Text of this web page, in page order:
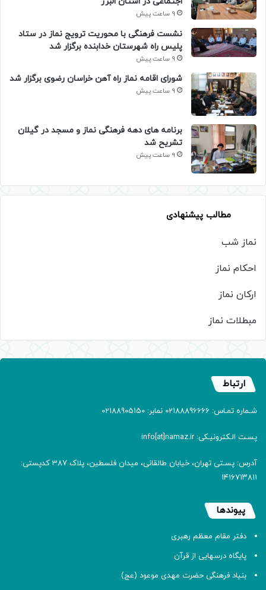
9 ساعت پیش
نشست فرهنگی با محوریت ترویج نماز در ستاد
پلیس راه شهرستان خدابنده برگزار شد
9 ساعت پیش
شورای اقامه نماز راه آهن خراسان رضوی برگزار شد
9 ساعت پیش
برنامه های دهه فرهنگی نماز و مسجد در گیلان
تشریح شد
9 ساعت پیش
مطالب پیشنهادی
نماز شب
احکام نماز
ارکان نماز
مبطلات نماز
ارتباط
شـماره تمـاس: 02188896666 نمابر: 02188905150
پسـت الـکترونیـکی: info[at]namaz.ir
آدرس: پسـتی تهران، خیابان طالقانی، میدان فلسطین، پلاک 387 کدپستی:
۱۴۱۶۷۱۳۸۱۱
پیوندها
دفتر مقام معظم رهبری
پایگاه درسهایی از قرآن
بنیاد فرهنگی حضرت مهدی موعود (عج)